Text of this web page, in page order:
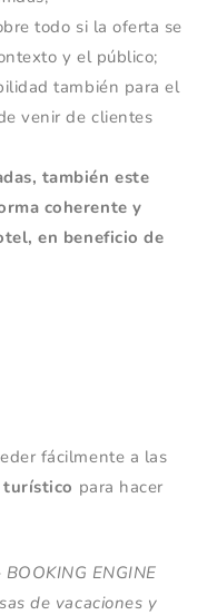
todo si la oferta se
y el público;
también para el
venir de clientes
también este
coherente y
en beneficio de
fácilmente a las
para hacer
ENGINE
de vacaciones y